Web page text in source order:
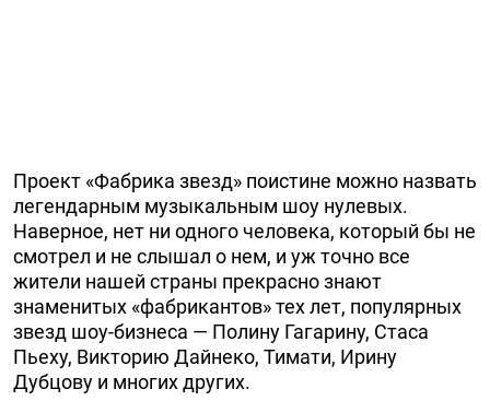
Проект «Фабрика звезд» поистине можно назвать
легендарным музыкальным шоу нулевых.
Наверное, нет ни одного человека, который бы не
смотрел и не слышал о нем, и уж точно все
жители нашей страны прекрасно знают
знаменитых «фабрикантов» тех лет, популярных
звезд шоу-бизнеса — Полину Гагарину, Стаса
Пьеху, Викторию Дайнеко, Тимати, Ирину
Дубцову и многих других.